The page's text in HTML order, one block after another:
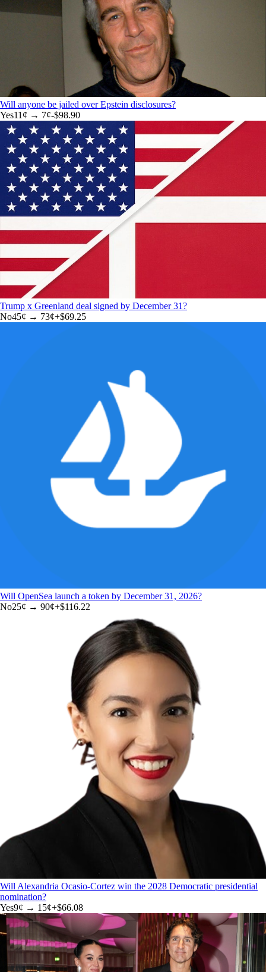
Will anyone be jailed over Epstein disclosures?
Yes11 ¢ → 7¢-$98.90
Trump x Greenland deal signed by December 31?
No45¢ → 73¢+$69.25
Will OpenSea launch a token by December 31, 2026?
No25¢ → 90¢+$116.22
Will Alexandria Ocasio-Cortez win the 2028 Democratic presidential
nomination?
Yes9¢ → 15¢+$66.08